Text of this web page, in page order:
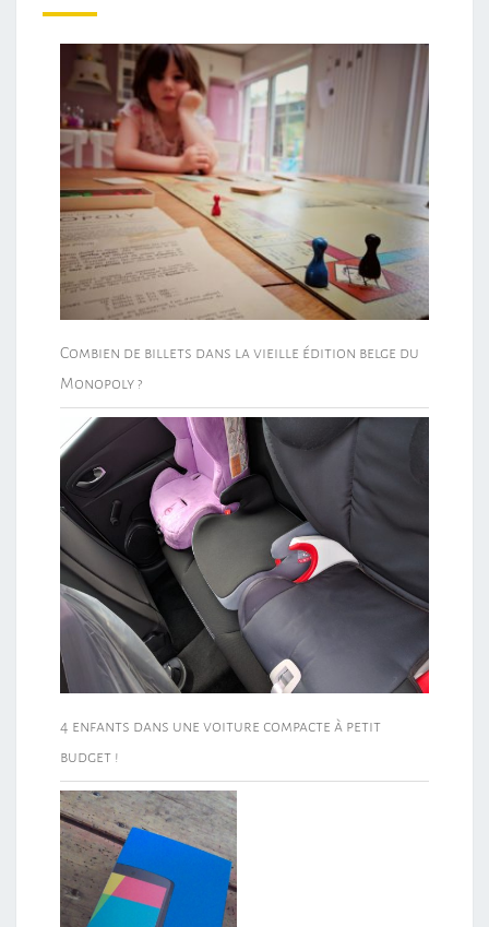
Combien de billets dans la vieille édition belge du
Monopoly ?
4 enfants dans une voiture compacte à petit
budget !